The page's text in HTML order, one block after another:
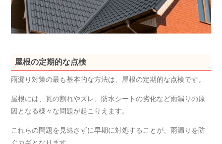
屋根の定期的な点検
雨漏り対策の最も基本的な方法は、屋根の定期的な点検です。
屋根には、瓦の割れやズレ、防水シートの劣化など雨漏りの原
因となる様々な問題が起こりえます。
これらの問題を見逃さずに早期に対処することが、雨漏りを防